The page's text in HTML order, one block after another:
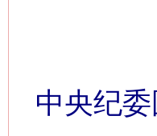
中央纪